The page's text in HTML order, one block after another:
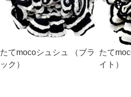
たてmocoシュシュ （ブラ
ック）
たて
イト）